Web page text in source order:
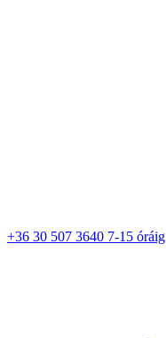
+36 30 507 3640 7-15 óráig